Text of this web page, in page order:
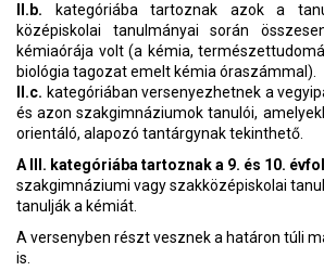
II.b. kategóriába tartoznak azok a
középiskolai tanulmányai során
kémiaórája volt (a kémia,
biológia tagozat emelt kémia óraszámmal).
II.c. kategóriában versenyezhetnek a
és azon szakgimnáziumok tanulói,
orientáló, alapozó tantárgynak tekinthető.
A III. kategóriába tartoznak a 9. és 10.
szakgimnáziumi vagy szakközépiskolai
tanulják a kémiát.
A versenyben részt vesznek a határon túli
is.